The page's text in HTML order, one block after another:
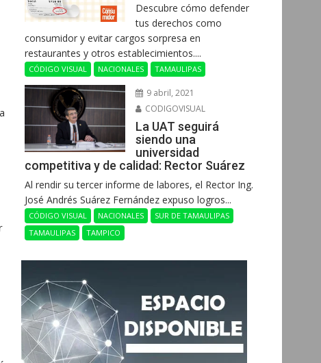
Descubre cómo defender
tus derechos como
consumidor y evitar cargos sorpresa en
restaurantes y otros establecimientos....
CÓDIGO VISUAL NACIONALES TAMAULIPAS
9 abril, 2021
CODIGOVISUAL
La UAT seguirá
siendo una
universidad
competitiva y de calidad: Rector Suárez
Al rendir su tercer informe de labores, el Rector Ing.
José Andrés Suárez Fernández expuso logros...
CÓDIGO VISUAL NACIONALES
SUR DE TAMAULIPAS
TAMAULIPAS
TAMPICO